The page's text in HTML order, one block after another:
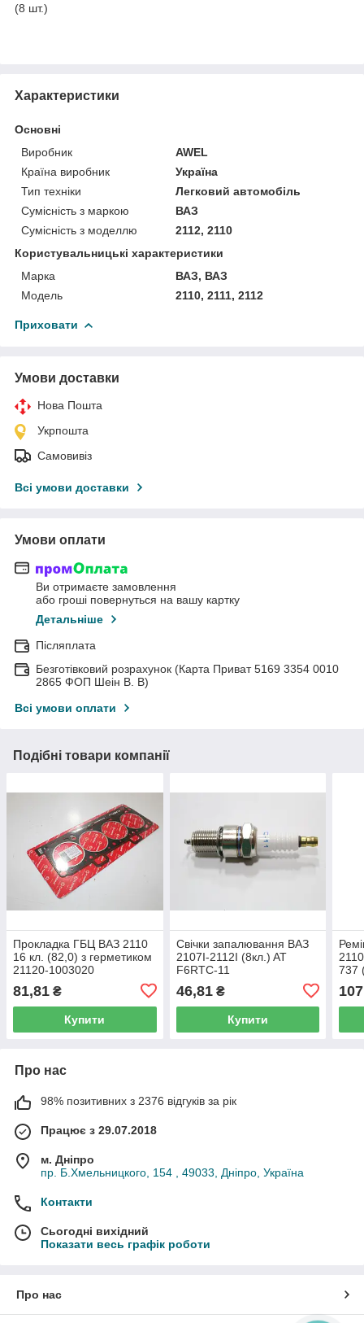
(8 шт.)
Характеристики
Основні
Виробник
AWEL
Країна виробник
Україна
Тип техніки
Легковий автомобіль
Сумісність з маркою
ВАЗ
Сумісність з моделлю
2112, 2110
Користувальницькі характеристики
Марка
ВАЗ, ВАЗ
Мoдель
2110, 2111, 2112
Приховати
Умови доставки
Нова Пошта
Укрпошта
Самовивіз
Всі умови доставки
Умови оплати
Ви отримаєте замовлення
або гроші повернуться на вашу картку
Детальніше
Післяплата
Безготівковий розрахунок (Карта Приват 5169 3354 0010
2865 ФОП Шеін В. В)
Всі умови оплати
Подібні товари компанії
Прокладка ГБЦ ВАЗ 2110
16 кл. (82,0) з герметиком
21120-1003020
81,81 ₴
Купити
Свічки запалювання ВАЗ
2107I-2112I (8кл.) AT
F6RTC-11
46,81₴
Купити
737
Про нас
98% позитивних з 2376 відгуків за рік
Працює з 29.07.2018
м. Дніпро
пр. Б.Хмельницкого, 154 , 49033, Дніпро, Україна
Контакти
Сьогодні вихідний
Показати весь графік роботи
Про нас